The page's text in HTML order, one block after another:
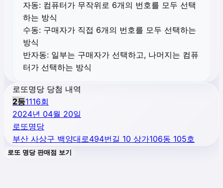
자동: 컴퓨터가 무작위로 6개의 번호를 모두 선택
하는 방식
수동: 구매자가 직접 6개의 번호를 모두 선택하는
방식
반자동: 일부는 구매자가 선택하고, 나머지는 컴퓨
터가 선택하는 방식
로또명당 당첨 내역
2등1116회
2024년 04월 20일
로또명당
부산 사상구 백양대로494번길 10 상가106동 105호
로또 명당 판매점 보기